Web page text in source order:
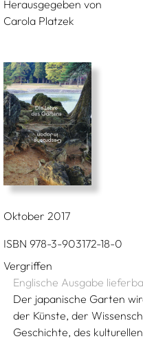
Herausgegeben von
Carola Platzek
Oktober 2017
ISBN 978-3-903172-18-0
Vergriffen
Englische Ausgabe
Der japanische Garten
der Künste, der
Geschichte, des